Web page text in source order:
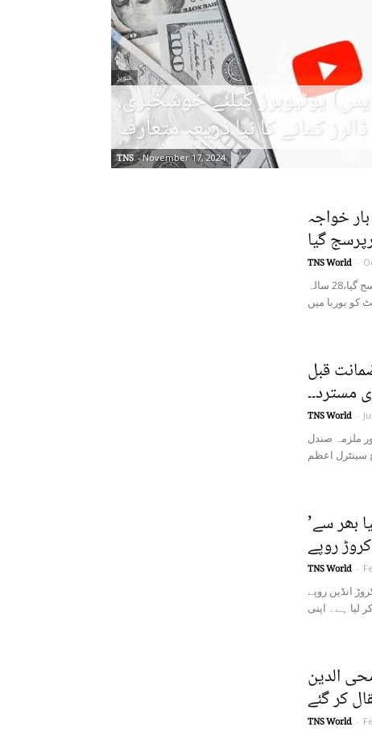
شوبز
یوٹیوبرز کیلئے خوشخبری،
ڈالرز کمانے کا نیا ذریعہ متعارف
TNS -November 17, 2024
خواجہ
گیا
TNS World -
پرتگال میں پہلی بار ایک خواجہ سرا کے سر پر مقابلہ حسن کا تاج سج گیا،28 سالہ
قبل
مسترد۔۔
TNS World -
ملزمہ صندل
’پٹھان‘ کی باکس آفس پر تاریخی کامیابی، دنیا بھر سے
TNS World -
انڈین روپے
الدین
کر گئے
TNS World -